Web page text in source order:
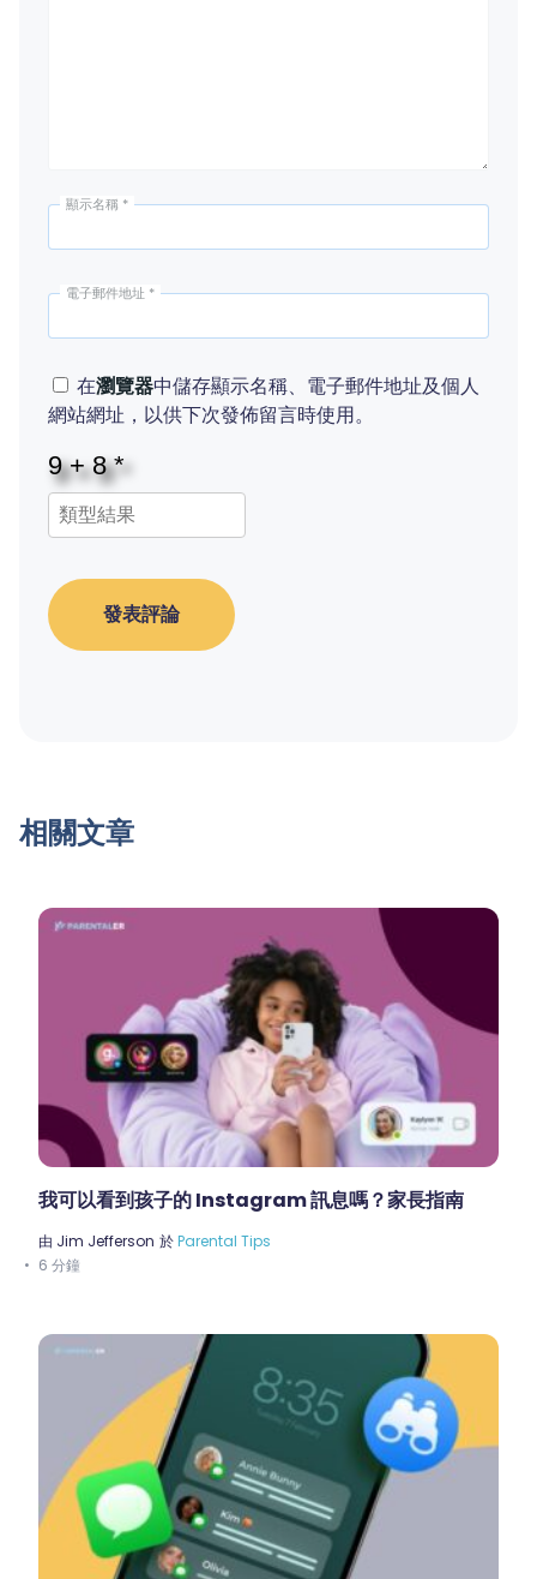
顯示名稱 *
電子郵件地址 *
在瀏覽器中儲存顯示名稱、電子郵件地址及個人
網站網址，以供下次發佈留言時使用。
發表評論
相關文章
我可以看到孩子的 Instagram 訊息嗎？家長指南
由 Jim Jefferson 於Parental Tips
6 分鐘